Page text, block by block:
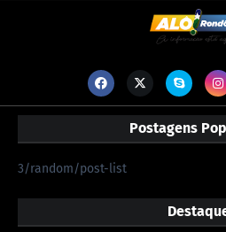
Postagens
3/random/post-list